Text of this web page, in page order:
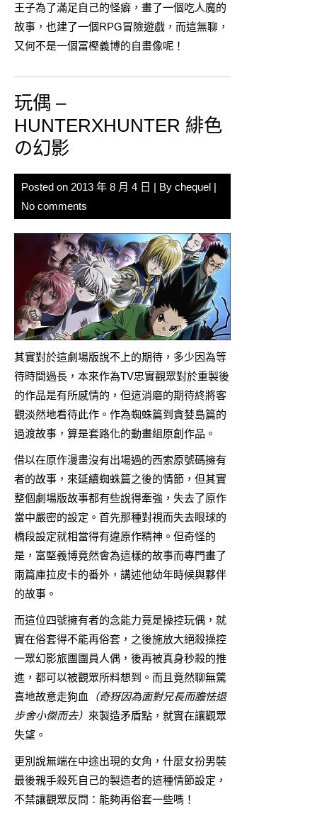
王子為了滿足自己的怪癖，畫了一個吃人魔的
故事，也建了一個RPG冒險遊戲，而這無聊，
又何不是一個冨樫義博的自畫像呢！
玩偶 –
HUNTERXHUNTER 緋色
の幻影
Posted on 2013 年 8 月 4 日 | By chequel |
No comments
其實對於這劇場版說不上的期待，多少因為等
待時間過長，本來作為TV忠實觀眾對於重製後
的作品是有所感情的，但這消磨的期待終將客
觀淡然地看待此作。作為蜘蛛篇到貪婪島篇的
過渡故事，算是套路化的動畫組原創作品。
借以在原作漫畫沒有出場過的西索原號碼擁有
者的故事，來延續蜘蛛篇之後的情節，但其實
整個劇場版故事都有些說得牽強，失去了原作
當中嚴密的設定。首先那種對視而失去眼球的
橋段設定就相當得有違原作精神。但奇怪的
是，富堅義博竟然會為這樣的故事而專門畫了
兩篇庫拉皮卡的番外，講述他幼年時候與夥伴
的故事。
而這位四號擁有者的念能力竟是操控玩偶，就
實在俗套得不能再俗套，之後施放大絕殺操控
一眾幻影旅團團員人偶，後再被真身秒殺的推
進，都可以被觀眾所料想到。而且竟然聊無驚
喜地故意走狗血
（奇犽因為面對兄長而膽怯退
步舍小傑而去） 來製造矛盾點，就實在讓觀眾
失望。
更別說無端在中途出現的女角，什麼女扮男裝
最後親手殺死自己的製造者的這種情節設定，
不禁讓觀眾反問：能夠再俗套一些嗎！